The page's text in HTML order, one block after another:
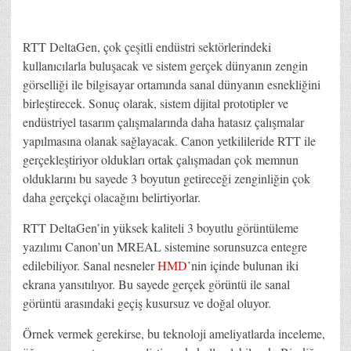
RTT DeltaGen, çok çeşitli endüstri sektörlerindeki
kullanıcılarla buluşacak ve sistem gerçek dünyanın zengin
görselliği ile bilgisayar ortamında sanal dünyanın esnekliğini
birleştirecek. Sonuç olarak, sistem dijital prototipler ve
endüstriyel tasarım çalışmalarında daha hatasız çalışmalar
yapılmasına olanak sağlayacak. Canon yetkilileride RTT ile
gerçekleştiriyor oldukları ortak çalışmadan çok memnun
olduklarını bu sayede 3 boyutun getireceği zenginliğin çok
daha gerçekçi olacağını belirtiyorlar.
RTT DeltaGen’in yüksek kaliteli 3 boyutlu görüntüleme
yazılımı Canon’un MREAL sistemine sorunsuzca entegre
edilebiliyor. Sanal nesnelerHMD’nin içinde bulunan iki
ekrana yansıtılıyor. Bu sayede gerçek görüntü ile sanal
görüntü arasındaki geçiş kusursuz ve doğal oluyor.
Örnek vermek gerekirse, bu teknoloji ameliyatlarda inceleme,